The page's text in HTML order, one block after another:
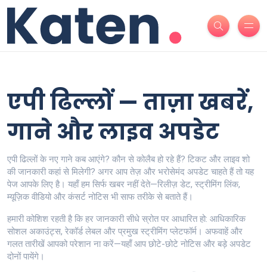
एपी ढिल्लों — ताज़ा खबरें,
गाने और लाइव अपडेट
एपी ढिल्लों के नए गाने कब आएंगे? कौन से कोलैब हो रहे हैं? टिकट और लाइव शो
की जानकारी कहां से मिलेगी? अगर आप तेज़ और भरोसेमंद अपडेट चाहते हैं तो यह
पेज आपके लिए है। यहाँ हम सिर्फ खबर नहीं देते—रिलीज़ डेट, स्ट्रीमिंग लिंक,
म्यूज़िक वीडियो और कंसर्ट नोटिस भी साफ तरीके से बताते हैं।
हमारी कोशिश रहती है कि हर जानकारी सीधे स्रोत पर आधारित हो: आधिकारिक
सोशल अकाउंट्स, रेकॉर्ड लेबल और प्रमुख स्ट्रीमिंग प्लेटफॉर्म। अफवाहें और
गलत तारीखें आपको परेशान ना करें—यहाँ आप छोटे-छोटे नोटिस और बड़े अपडेट
दोनों पायेंगे।